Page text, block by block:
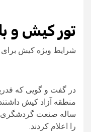
تور کیش و
شرایط ویژه كيش
در گفت و گویی که
منطقه آزاد کیش
ساله صنعت گردشگری
را اعلام کردند.